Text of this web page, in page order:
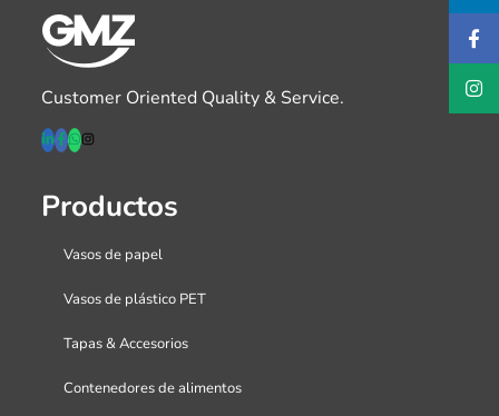
Customer Oriented Quality & Service.
Productos
Vasos de papel
Vasos de plástico PET
Tapas & Accesorios
Contenedores de alimentos